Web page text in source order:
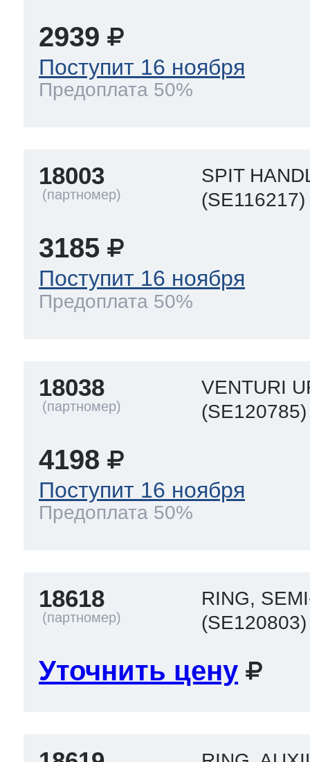
2939
Поступит 16 ноября
Предоплата 50%
18003
SPIT
(SE116217)
3185
Поступит 16 ноября
Предоплата 50%
18038
VENTURI
(SE120785)
4198
Поступит 16 ноября
Предоплата 50%
18618
RING,
(SE120803)
Уточнить цену